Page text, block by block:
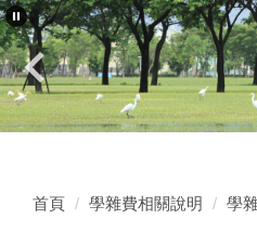
內
容
區
首頁 學雜費相關說明 學